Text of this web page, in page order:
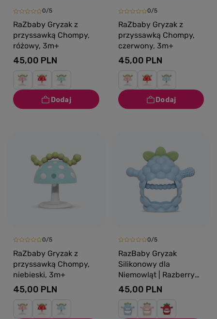
0/5
RaZbaby Gryzak z
przyssawką Chompy,
różowy, 3m+
45,00 PLN
0/5
RaZbaby Gryzak z
przyssawką Chompy,
czerwony, 3m+
45,00 PLN
0/5
RaZbaby Gryzak z
przyssawką Chompy,
niebieski, 3m+
45,00 PLN
0/5
RazBaby Gryzak
Silikonowy dla
Niemowląt | Razberry
Grip błękitny, 3m+
45,00 PLN